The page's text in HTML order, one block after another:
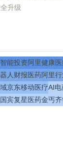
升级
能投资阿里健康
人 财报医药阿里
京东移动医疗AI
宾复星医药金丐